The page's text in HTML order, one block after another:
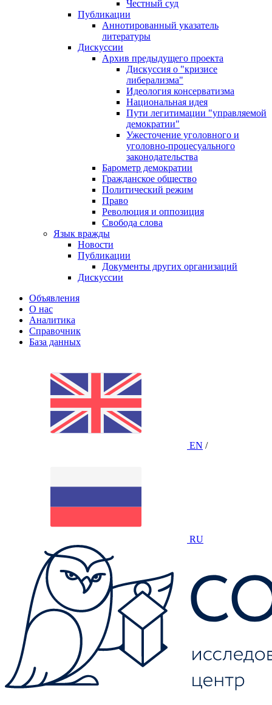
Честный суд
Публикации
Аннотированный указатель
литературы
Дискуссии
Архив предыдущего проекта
Дискуссия о "кризисе
либерализма"
Идеология консерватизма
Национальная идея
Пути легитимации "управляемой
демократии"
Ужесточение уголовного и
уголовно-процесуального
законодательства
Барометр демократии
Гражданское общество
Политический режим
Право
Революция и оппозиция
Свобода слова
Язык вражды
Новости
Публикации
Документы других организаций
Дискуссии
Объявления
О нас
Аналитика
Справочник
База данных
EN /
RU